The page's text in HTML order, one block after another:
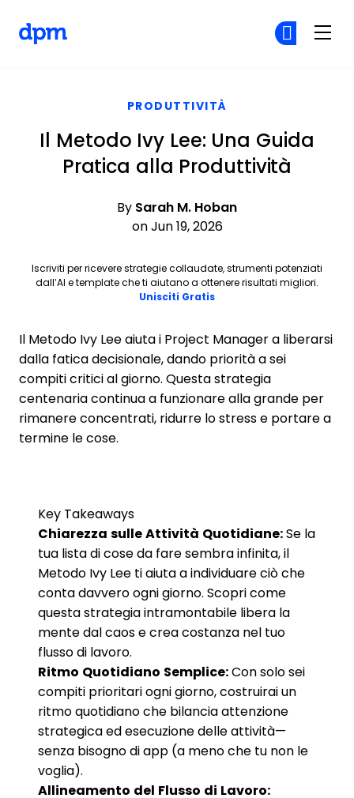
PRODUTTIVITÀ
Il Metodo Ivy Lee: Una Guida
Pratica alla Produttività
By Sarah M. Hoban
on Jun 19, 2026
Iscriviti per ricevere strategie collaudate, strumenti potenziati
dall’AI e template che ti aiutano a ottenere risultati migliori.
Unisciti GratisOpens new window
Il Metodo Ivy Lee aiuta i Project Manager a liberarsi
dalla fatica decisionale, dando priorità a sei
compiti critici al giorno. Questa strategia
centenaria continua a funzionare alla grande per
rimanere concentrati, ridurre lo stress e portare a
termine le cose.
Key Takeaways
Chiarezza sulle Attività Quotidiane: Se la
tua lista di cose da fare sembra infinita, il
Metodo Ivy Lee ti aiuta a individuare ciò che
conta davvero ogni giorno. Scopri come
questa strategia intramontabile libera la
mente dal caos e crea costanza nel tuo
flusso di lavoro.
Ritmo Quotidiano Semplice: Con solo sei
compiti prioritari ogni giorno, costruirai un
ritmo quotidiano che bilancia attenzione
strategica ed esecuzione delle attività—
senza bisogno di app (a meno che tu non le
voglia).
Allineamento del Flusso di Lavoro: